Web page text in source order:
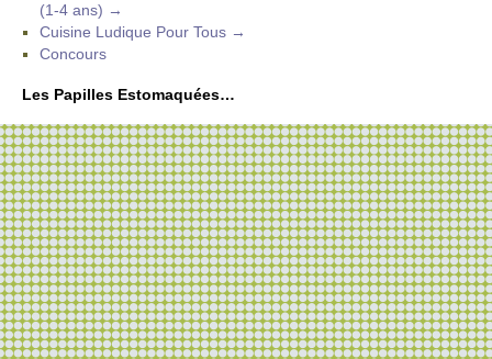
(1-4 ans) →
Cuisine Ludique Pour Tous →
Concours
Les Papilles Estomaquées…